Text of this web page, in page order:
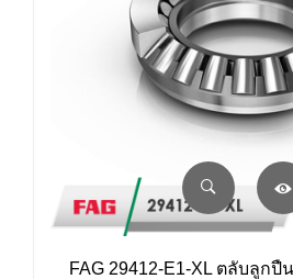
FAG 29412-E1-XL ตลับลูกปื